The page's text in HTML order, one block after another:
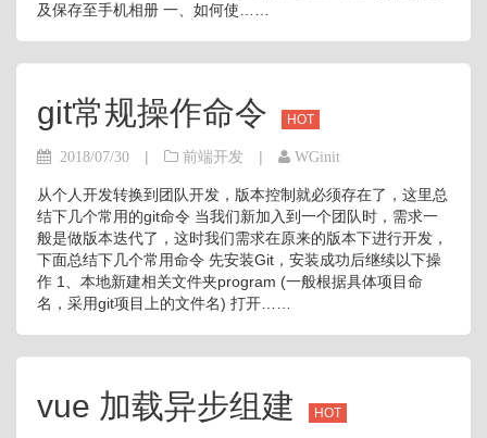
及保存至手机相册 一、如何使……
git常规操作命令 HOT
2018/07/30 | 前端开发 | WGinit
从个人开发转换到团队开发，版本控制就必须存在了，这里总
结下几个常用的git命令 当我们新加入到一个团队时，需求一
般是做版本迭代了，这时我们需求在原来的版本下进行开发，
下面总结下几个常用命令 先安装Git，安装成功后继续以下操
作 1、本地新建相关文件夹program (一般根据具体项目命
名，采用git项目上的文件名) 打开……
vue 加载异步组建 HOT